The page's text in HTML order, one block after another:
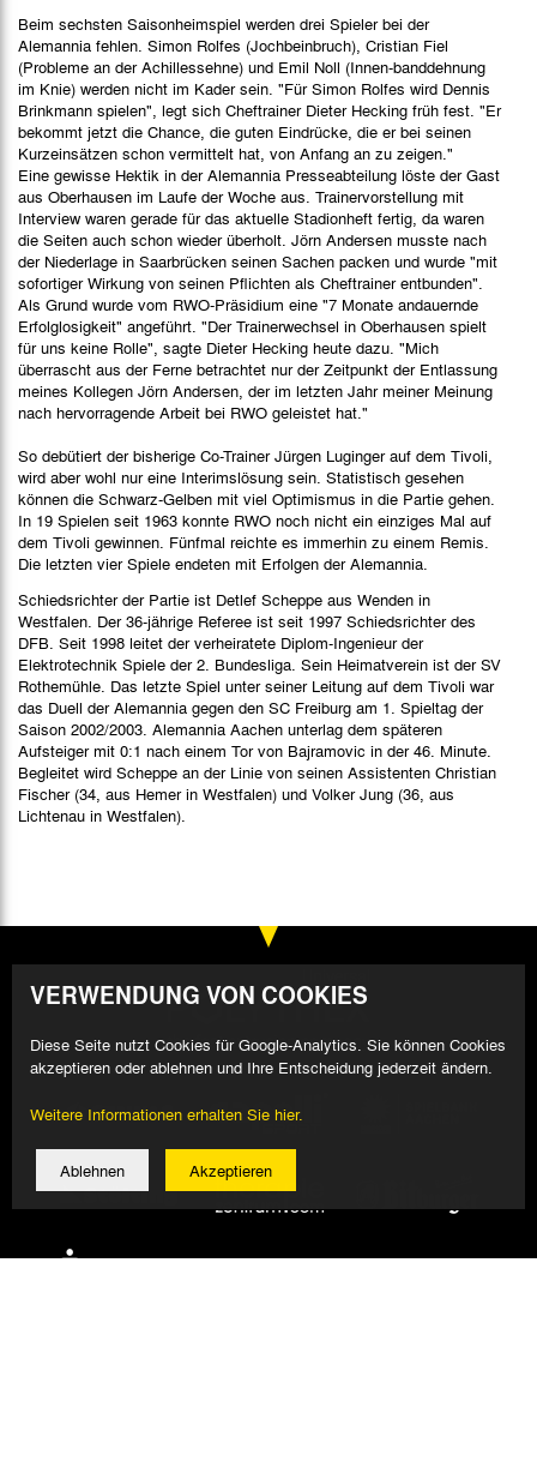
Beim sechsten Saisonheimspiel werden drei Spieler bei der
Alemannia fehlen. Simon Rolfes (Jochbeinbruch), Cristian Fiel
(Probleme an der Achillessehne) und Emil Noll (Innen-banddehnung
im Knie) werden nicht im Kader sein. "Für Simon Rolfes wird Dennis
Brinkmann spielen", legt sich Cheftrainer Dieter Hecking früh fest. "Er
bekommt jetzt die Chance, die guten Eindrücke, die er bei seinen
Kurzeinsätzen schon vermittelt hat, von Anfang an zu zeigen."
Eine gewisse Hektik in der Alemannia Presseabteilung löste der Gast
aus Oberhausen im Laufe der Woche aus. Trainervorstellung mit
Interview waren gerade für das aktuelle Stadionheft fertig, da waren
die Seiten auch schon wieder überholt. Jörn Andersen musste nach
der Niederlage in Saarbrücken seinen Sachen packen und wurde "mit
sofortiger Wirkung von seinen Pflichten als Cheftrainer entbunden".
Als Grund wurde vom RWO-Präsidium eine "7 Monate andauernde
Erfolglosigkeit" angeführt. "Der Trainerwechsel in Oberhausen spielt
für uns keine Rolle", sagte Dieter Hecking heute dazu. "Mich
überrascht aus der Ferne betrachtet nur der Zeitpunkt der Entlassung
meines Kollegen Jörn Andersen, der im letzten Jahr meiner Meinung
nach hervorragende Arbeit bei RWO geleistet hat."
So debütiert der bisherige Co-Trainer Jürgen Luginger auf dem Tivoli,
wird aber wohl nur eine Interimslösung sein. Statistisch gesehen
können die Schwarz-Gelben mit viel Optimismus in die Partie gehen.
In 19 Spielen seit 1963 konnte RWO noch nicht ein einziges Mal auf
dem Tivoli gewinnen. Fünfmal reichte es immerhin zu einem Remis.
Die letzten vier Spiele endeten mit Erfolgen der Alemannia.
Schiedsrichter der Partie ist Detlef Scheppe aus Wenden in
Westfalen. Der 36-jährige Referee ist seit 1997 Schiedsrichter des
DFB. Seit 1998 leitet der verheiratete Diplom-Ingenieur der
Elektrotechnik Spiele der 2. Bundesliga. Sein Heimatverein ist der SV
Rothemühle. Das letzte Spiel unter seiner Leitung auf dem Tivoli war
das Duell der Alemannia gegen den SC Freiburg am 1. Spieltag der
Saison 2002/2003. Alemannia Aachen unterlag dem späteren
Aufsteiger mit 0:1 nach einem Tor von Bajramovic in der 46. Minute.
Begleitet wird Scheppe an der Linie von seinen Assistenten Christian
Fischer (34, aus Hemer in Westfalen) und Volker Jung (36, aus
Lichtenau in Westfalen).
VERWENDUNG VON COOKIES
Diese Seite nutzt Cookies für Google-Analytics. Sie können Cookies
akzeptieren oder ablehnen und Ihre Entscheidung jederzeit ändern.
Weitere Informationen erhalten Sie hier.
Ablehnen Akzeptieren